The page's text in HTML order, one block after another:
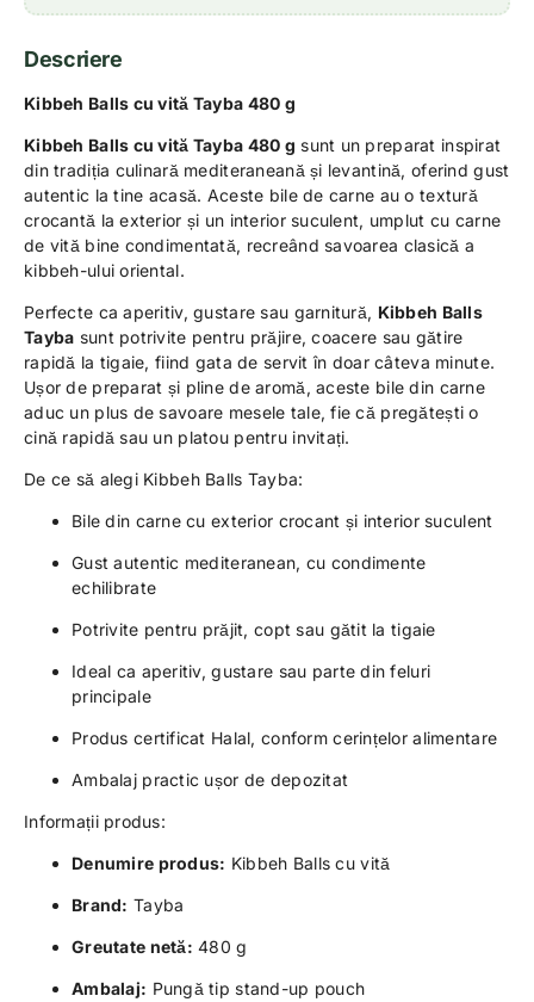
Descriere
Kibbeh Balls cu vită Tayba 480 g
Kibbeh Balls cu vită Tayba 480 g sunt un preparat inspirat
din tradiția culinară mediteraneană și levantină, oferind gust
autentic la tine acasă. Aceste bile de carne au o textură
crocantă la exterior și un interior suculent, umplut cu carne
de vită bine condimentată, recreând savoarea clasică a
kibbeh-ului oriental.
Perfecte ca aperitiv, gustare sau garnitură, Kibbeh Balls
Tayba sunt potrivite pentru prăjire, coacere sau gătire
rapidă la tigaie, fiind gata de servit în doar câteva minute.
Ușor de preparat și pline de aromă, aceste bile din carne
aduc un plus de savoare mesele tale, fie că pregătești o
cină rapidă sau un platou pentru invitați.
De ce să alegi Kibbeh Balls Tayba:
Bile din carne cu exterior crocant și interior suculent
Gust autentic mediteranean, cu condimente
echilibrate
Potrivite pentru prăjit, copt sau gătit la tigaie
Ideal ca aperitiv, gustare sau parte din feluri
principale
Produs certificat Halal, conform cerințelor alimentare
Ambalaj practic ușor de depozitat
Informații produs:
Denumire produs: Kibbeh Balls cu vită
Brand: Tayba
Greutate netă: 480 g
Ambalaj: Pungă tip stand-up pouch